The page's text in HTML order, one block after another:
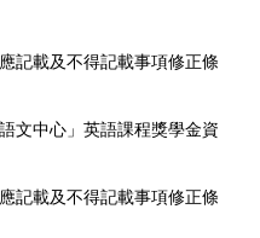
記載及不得記載事項修正條
文中心」英語課程獎學金資
記載及不得記載事項修正條